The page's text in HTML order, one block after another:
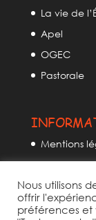
La vie de
Apel
OGEC
Pastorale
Mentions
Politique
Politique
Plan du site
Nous utilisons
offrir
préférences et